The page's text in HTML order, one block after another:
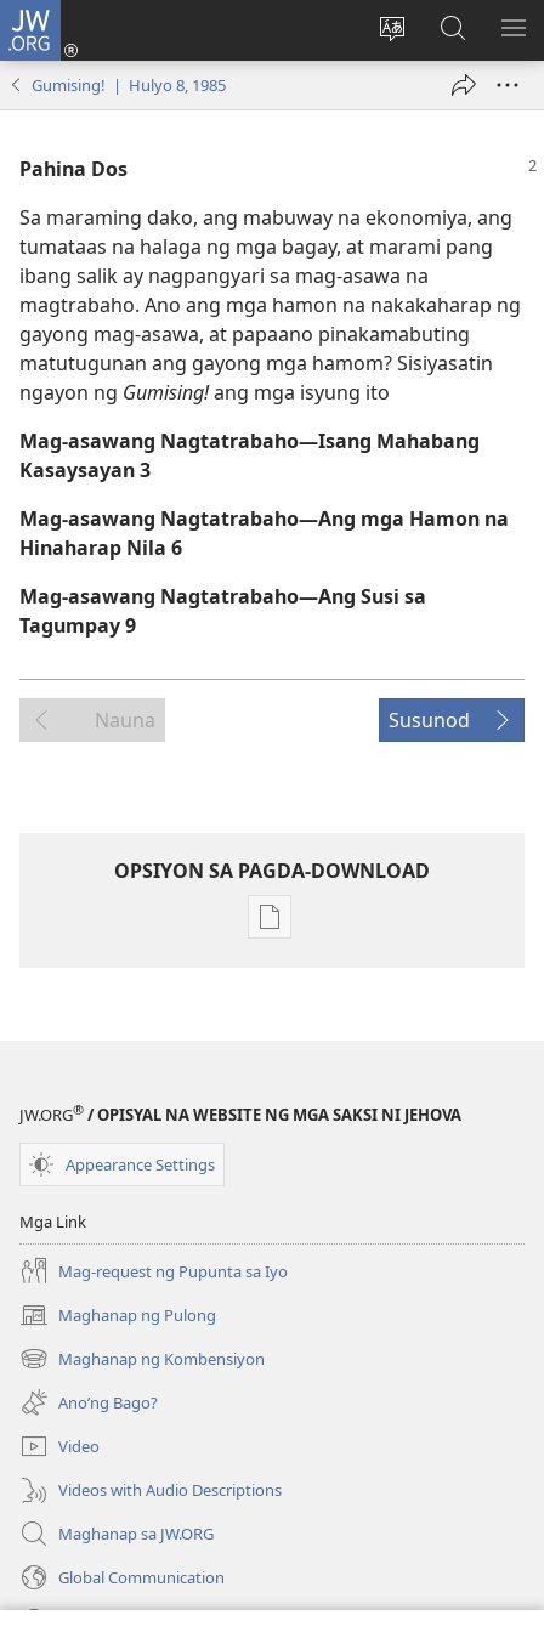
JW.ORG
Baguhin
Mag-
log
window)
sa
JW.ORG
Gumising! | Hulyo 8, 1985
Pahina Dos
Sa maraming dako, ang mabuway na ekonomiya, ang
tumataas na halaga ng mga bagay, at marami pang
ibang salik ay nagpangyari sa mag-asawa na
magtrabaho. Ano ang mga hamon na nakakaharap ng
gayong mag-asawa, at papaano pinakamabuting
matutugunan ang gayong mga hamom? Sisiyasatin
ngayon ng Gumising!ang mga isyung ito
Mag-asawang Nagtatrabaho​—Isang Mahabang
Kasaysayan3
Mag-asawang Nagtatrabaho​—Ang mga Hamon na
Hinaharap Nila 6
Mag-asawang Nagtatrabaho​—Ang Susi sa
Tagumpay9
Nauna Susunod
OPSIYON SA PAGDA-DOWNLOAD
Opsiyon
MAGASIN
JW.ORG® / OPISYAL NA WEBSITE NG MGA SAKSI NI JEHOVA
Appearance Settings
Mga Link
Mag-request ng Pupunta sa Iyo
Maghanap ng Pulong
(may
bubukas
na
bagong
window)
Maghanap ng Kombensiyon
(may
bubukas
na
bagong
window)
Ano’ng Bago?
Video
Videos with Audio Descriptions
Maghanap sa JW.ORG
Global Communication